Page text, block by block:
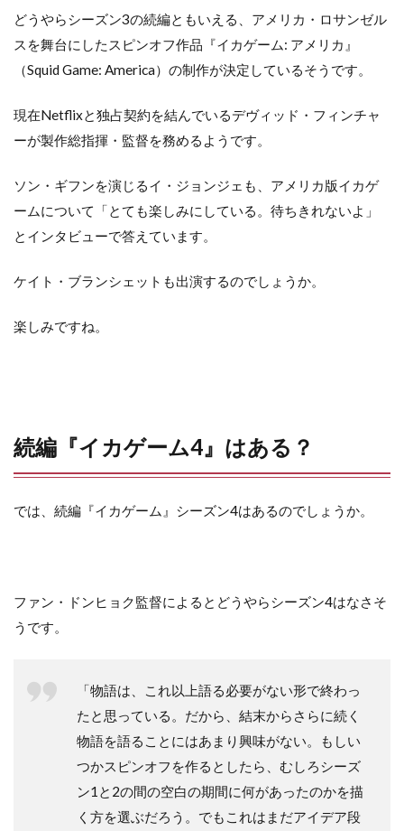
どうやらシーズン3の続編ともいえる、アメリカ・ロサンゼル
スを舞台にしたスピンオフ作品『イカゲーム: アメリカ』
（Squid Game: America）の制作が決定しているそうです。
現在Netflixと独占契約を結んでいるデヴィッド・フィンチャ
ーが製作総指揮・監督を務めるようです。
ソン・ギフンを演じるイ・ジョンジェも、アメリカ版イカゲ
ームについて「とても楽しみにしている。待ちきれないよ」
とインタビューで答えています。
ケイト・ブランシェットも出演するのでしょうか。
楽しみですね。
続編『イカゲーム4』はある？
では、続編『イカゲーム』シーズン4はあるのでしょうか。
ファン・ドンヒョク監督によるとどうやらシーズン4はなさそ
うです。
「物語は、これ以上語る必要がない形で終わっ
たと思っている。だから、結末からさらに続く
物語を語ることにはあまり興味がない。もしい
つかスピンオフを作るとしたら、むしろシーズ
ン1と2の間の空白の期間に何があったのかを描
く方を選ぶだろう。でもこれはまだアイデア段